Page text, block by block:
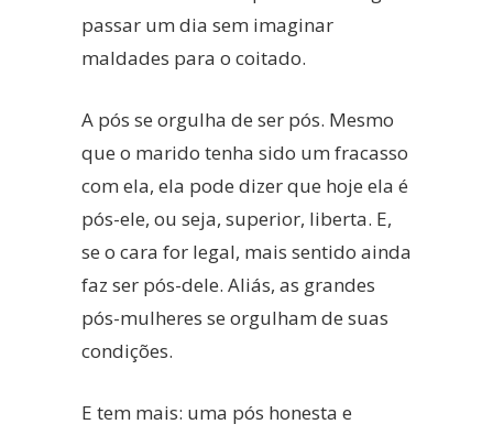
passar um dia sem imaginar
maldades para o coitado.
A pós se orgulha de ser pós. Mesmo
que o marido tenha sido um fracasso
com ela, ela pode dizer que hoje ela é
pós-ele, ou seja, superior, liberta. E,
se o cara for legal, mais sentido ainda
faz ser pós-dele. Aliás, as grandes
pós-mulheres se orgulham de suas
condições.
E tem mais: uma pós honesta e